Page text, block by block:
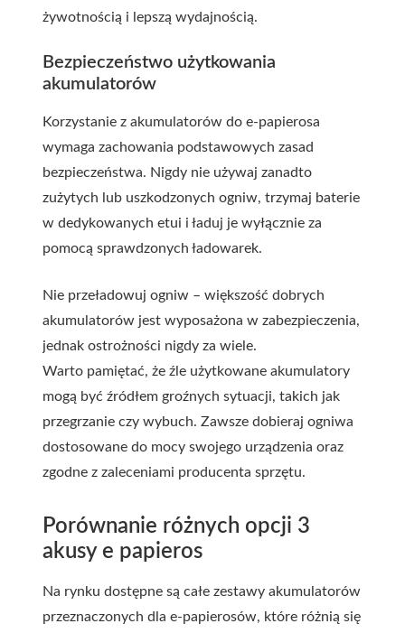
żywotnością i lepszą wydajnością.
Bezpieczeństwo użytkowania
akumulatorów
Korzystanie z akumulatorów do e-papierosa
wymaga zachowania podstawowych zasad
bezpieczeństwa. Nigdy nie używaj zanadto
zużytych lub uszkodzonych ogniw, trzymaj baterie
w dedykowanych etui i ładuj je wyłącznie za
pomocą sprawdzonych ładowarek.
Nie przeładowuj ogniw – większość dobrych
akumulatorów jest wyposażona w zabezpieczenia,
jednak ostrożności nigdy za wiele.
Warto pamiętać, że źle użytkowane akumulatory
mogą być źródłem groźnych sytuacji, takich jak
przegrzanie czy wybuch. Zawsze dobieraj ogniwa
dostosowane do mocy swojego urządzenia oraz
zgodne z zaleceniami producenta sprzętu.
Porównanie różnych opcji 3
akusy e papieros
Na rynku dostępne są całe zestawy akumulatorów
przeznaczonych dla e-papierosów, które różnią się